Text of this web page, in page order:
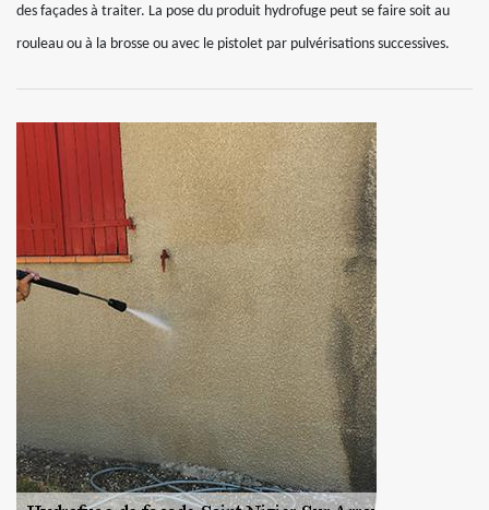
des façades à traiter. La pose du produit hydrofuge peut se faire soit au
rouleau ou à la brosse ou avec le pistolet par pulvérisations successives.